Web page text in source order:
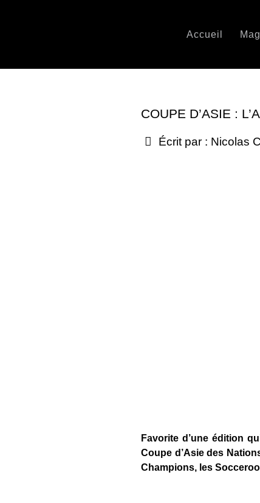
Accueil
COUPE D’ASIE :
Écrit par : Nicolas
Favorite d’une édition
Coupe d’Asie des
Champions, les